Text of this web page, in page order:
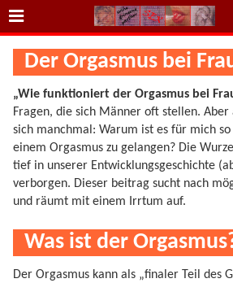
Der Orgasmus bei
„Wie funktioniert der Orgasmus bei
Fragen, die sich Männer oft stellen. Aber
sich manchmal: Warum ist es für mich
einem Orgasmus zu gelangen? Die
tief in unserer Entwicklungsgeschichte
verborgen. Dieser beitrag sucht nach
und räumt mit einem Irrtum auf.
Was ist der
Der Orgasmus kann als „finaler Teil des